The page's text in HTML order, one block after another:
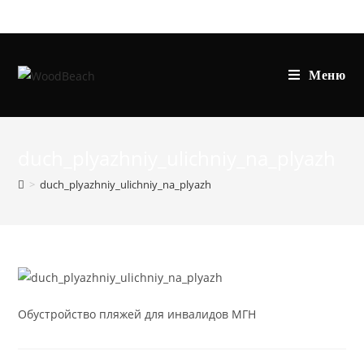
к
Меню
> duch_plyazhniy_ulichniy_na_plyazh
Обустройство пляжей для инвалидов МГН